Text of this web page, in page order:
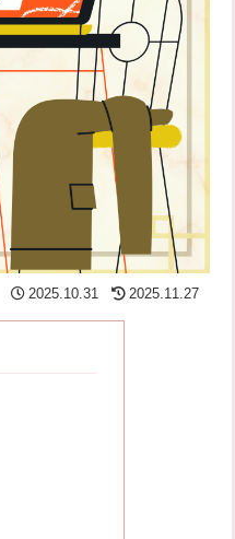
2025.10.31 2025.11.27